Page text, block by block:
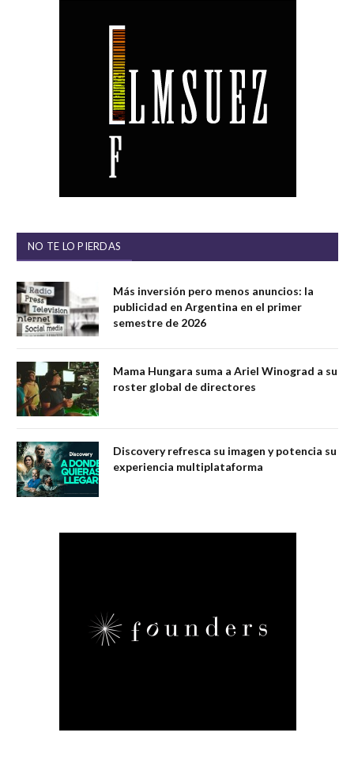
NO TE LO PIERDAS
Más inversión pero menos anuncios: la
publicidad en Argentina en el primer
semestre de 2026
Mama Hungara suma a Ariel Winograd a su
roster global de directores
Discovery refresca su imagen y potencia su
experiencia multiplataforma